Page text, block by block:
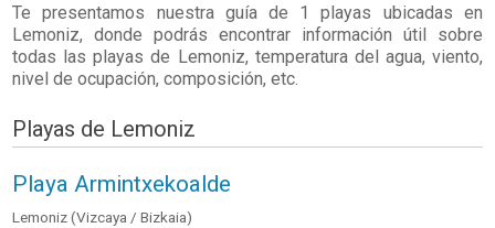
Te presentamos nuestra guía de 1 playas ubicadas en
Lemoniz, donde podrás encontrar información útil sobre
todas las playas de Lemoniz, temperatura del agua, viento,
nivel de ocupación, composición, etc.
Playas de Lemoniz
Playa Armintxekoalde
Lemoniz (Vizcaya / Bizkaia)